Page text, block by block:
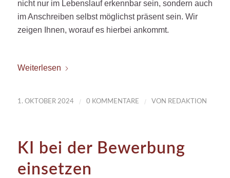
nicht nur im Lebenslauf erkennbar sein, sondern auch
im Anschreiben selbst möglichst präsent sein. Wir
zeigen Ihnen, worauf es hierbei ankommt.
Weiterlesen
1. OKTOBER 2024 / 0 KOMMENTARE / VON REDAKTION
KI bei der Bewerbung
einsetzen